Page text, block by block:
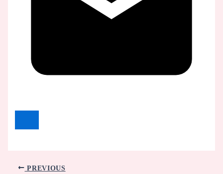
PREVIOUS